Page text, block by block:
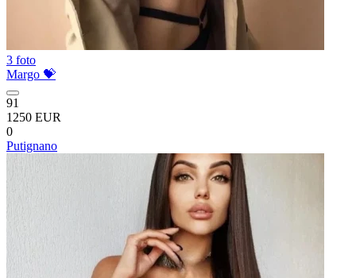
3 foto
Margo 💝
91
1250 EUR
0
Putignano